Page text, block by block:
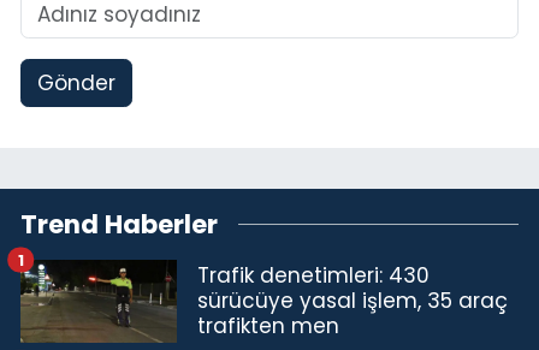
Gönder
Trend Haberler
Trafik denetimleri: 430
sürücüye yasal işlem, 35 araç
trafikten men
1